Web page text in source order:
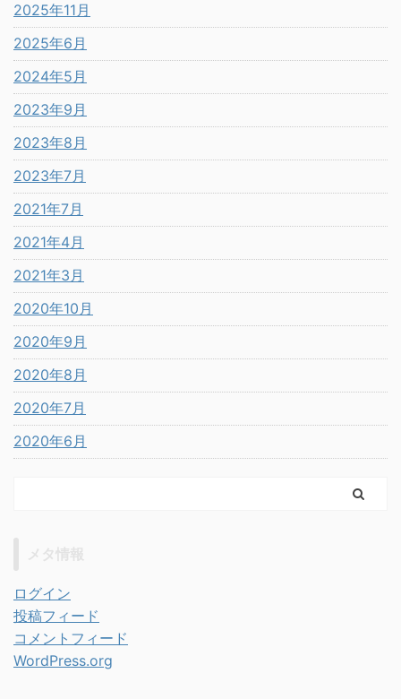
2025年11月
2025年6月
2024年5月
2023年9月
2023年8月
2023年7月
2021年7月
2021年4月
2021年3月
2020年10月
2020年9月
2020年8月
2020年7月
2020年6月
ログイン
投稿フィード
コメントフィード
WordPress.org